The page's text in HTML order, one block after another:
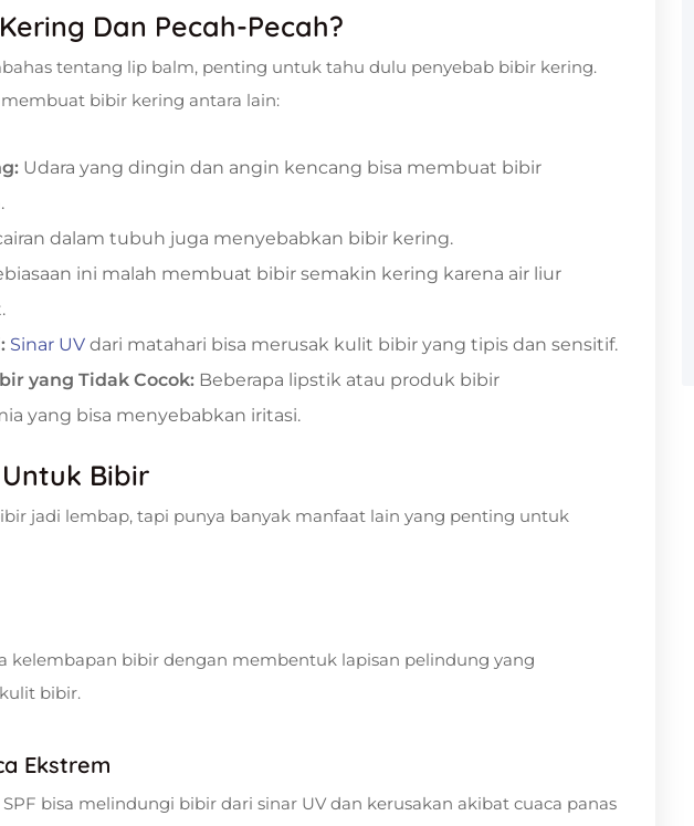
Dan Pecah-Pecah?
tentang lip balm, penting untuk tahu dulu penyebab bibir kering.
bibir kering antara lain:
Udara yang dingin dan angin kencang bisa membuat bibir
dalam tubuh juga menyebabkan bibir kering.
ini malah membuat bibir semakin kering karena air liur
Sinar UV dari matahari bisa merusak kulit bibir yang tipis dan sensitif.
yang Tidak Cocok: Beberapa lipstik atau produk bibir
yang bisa menyebabkan iritasi.
Bibir
jadi lembap, tapi punya banyak manfaat lain yang penting untuk
kelembapan bibir dengan membentuk lapisan pelindung yang
bibir.
Ekstrem
bisa melindungi bibir dari sinar UV dan kerusakan akibat cuaca panas